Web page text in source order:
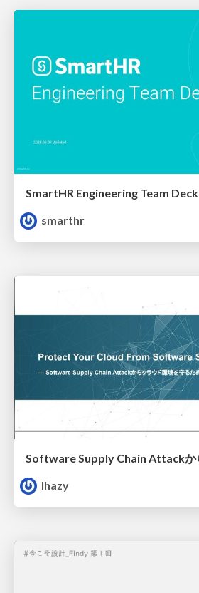
SmartHR Engineering Team Deck
smarthr
lhazy